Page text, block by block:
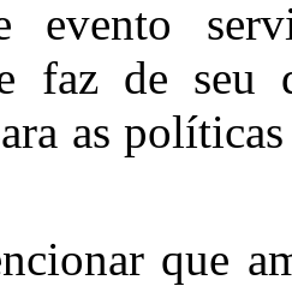
evento
faz de seu
as
que